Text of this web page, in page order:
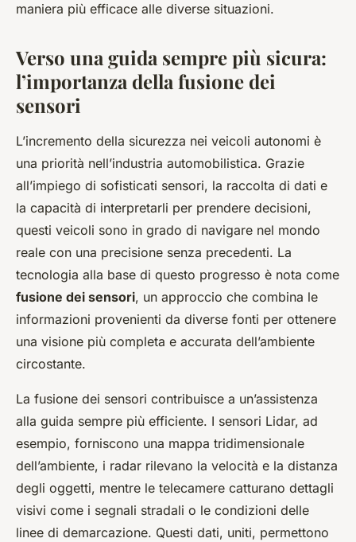
maniera più efficace alle diverse situazioni.
Verso una guida sempre più sicura:
l’importanza della fusione dei
sensori
L’incremento della sicurezza nei veicoli autonomi è
una priorità nell’industria automobilistica. Grazie
all’impiego di sofisticati sensori, la raccolta di dati e
la capacità di interpretarli per prendere decisioni,
questi veicoli sono in grado di navigare nel mondo
reale con una precisione senza precedenti. La
tecnologia alla base di questo progresso è nota come
fusione dei sensori, un approccio che combina le
informazioni provenienti da diverse fonti per ottenere
una visione più completa e accurata dell’ambiente
circostante.
La fusione dei sensori contribuisce a un’assistenza
alla guida sempre più efficiente. I sensori Lidar, ad
esempio, forniscono una mappa tridimensionale
dell’ambiente, i radar rilevano la velocità e la distanza
degli oggetti, mentre le telecamere catturano dettagli
visivi come i segnali stradali o le condizioni delle
linee di demarcazione. Questi dati, uniti, permettono